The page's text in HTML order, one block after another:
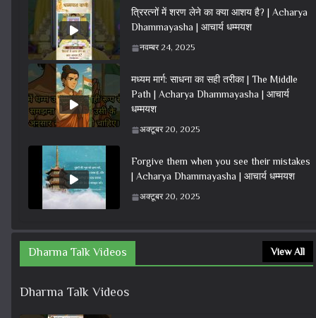
त्रिरत्नों में शरण लेने का क्या आशय है? | Acharya
Dhammayasha | आचार्य धम्मयश
नवम्बर 24, 2025
मध्यम मार्ग: साधना का सही तरीका | The Middle
Path | Acharya Dhammayasha | आचार्य
धम्मयश
अक्टूबर 20, 2025
Forgive them when you see their mistakes
| Acharya Dhammayasha | आचार्य धम्मयश
अक्टूबर 20, 2025
Dharma Talk Videos View All
Dharma Talk Videos